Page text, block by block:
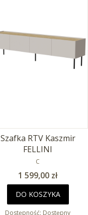
Szafka RTV Kaszmir
FELLINI
PRODUCENT
C
Cena
1 599,00 zł
DO KOSZYKA
Dostępność: Dostępny